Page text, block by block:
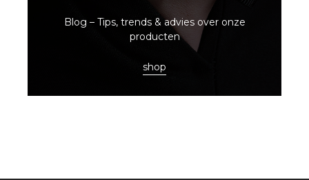
Blog – Tips, trends & advies over onze
producten
shop